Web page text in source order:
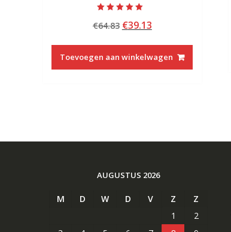
5.00
van 5
€64.83 Oorspronkelijke
was:
€64.83.
€39.13Huidige
€39.13.
Toevoegen aan winkelwagen
AUGUSTUS 2026
M D W D V Z
Z
1
2